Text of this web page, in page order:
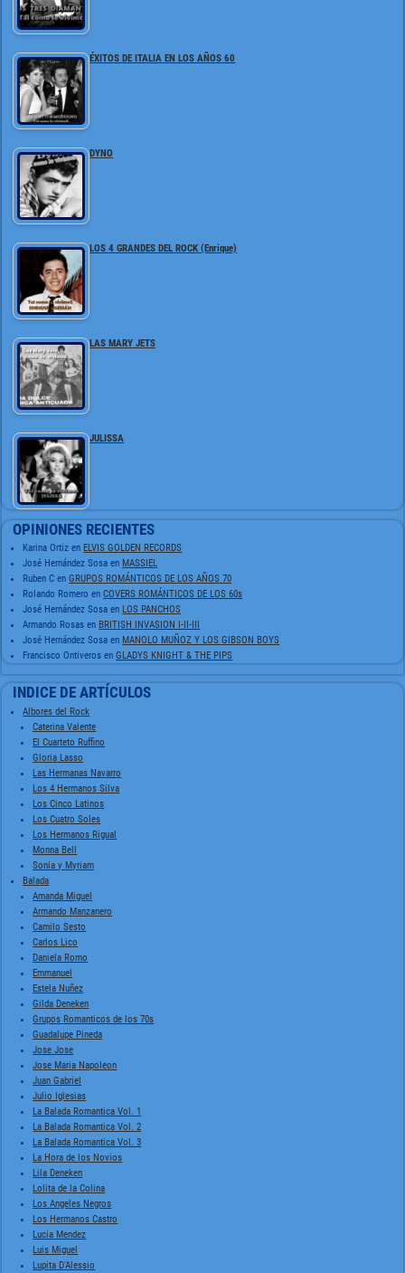
ÉXITOS DE ITALIA EN LOS AÑOS 60
DYNO
LOS 4 GRANDES DEL ROCK (Enrique)
LAS MARY JETS
JULISSA
OPINIONES RECIENTES
Karina Ortiz en ELVIS GOLDEN RECORDS
José Hernández Sosa en MASSIEL
Ruben C enGRUPOS ROMÁNTICOS DE LOS AÑOS 70
Rolando Romero enCOVERS ROMÁNTICOS DE LOS 60s
José Hernández Sosa en LOS PANCHOS
Armando Rosas en BRITISH INVASION I-II-III
José Hernández Sosa en MANOLO MUÑOZ Y LOS GIBSON BOYS
Francisco Ontiveros enGLADYS KNIGHT & THE PIPS
INDICE DE ARTÍCULOS
Albores del Rock
Caterina Valente
El Cuarteto Ruffino
Gloria Lasso
Las Hermanas Navarro
Los 4 Hermanos Silva
Los Cinco Latinos
Los Cuatro Soles
Los Hermanos Rigual
Monna Bell
Sonia y Myriam
Balada
Amanda Miguel
Armando Manzanero
Camilo Sesto
Carlos Lico
Daniela Romo
Emmanuel
Estela Nuñez
Gilda Deneken
Grupos Romanticos de los 70s
Guadalupe Pineda
Jose Jose
Jose Maria Napoleon
Juan Gabriel
Julio Iglesias
La Balada Romantica Vol. 1
La Balada Romantica Vol. 2
La Balada Romantica Vol. 3
La Hora de los Novios
Lila Deneken
Lolita de la Colina
Los Angeles Negros
Los Hermanos Castro
Lucia Mendez
Luis Miguel
Lupita D'Alessio